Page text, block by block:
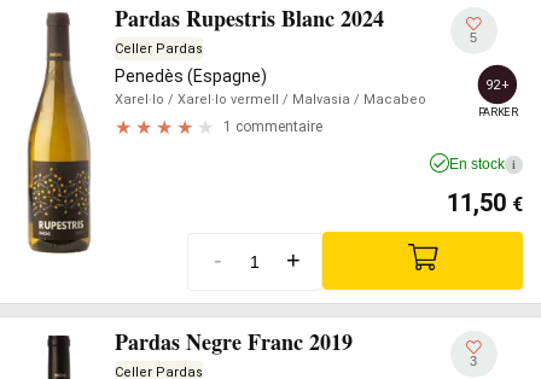
Pardas Rupestris Blanc 2024
Celler Pardas
Penedès (Espagne)
Xarel·lo / Xarel·lo vermell / Malvasia / Macabeo
1 commentaire
5
92+
PARKER
En stock i
11,50 €
- +
Pardas Negre Franc 2019
Celler Pardas
3